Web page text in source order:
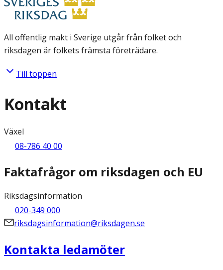
All offentlig makt i Sverige utgår från folket och
riksdagen är folkets främsta företrädare.
Till toppen
Kontakt
Växel
08-786 40 00
Faktafrågor om riksdagen och EU
Riksdagsinformation
020-349 000
riksdagsinformation@riksdagen.se
Kontakta ledamöter